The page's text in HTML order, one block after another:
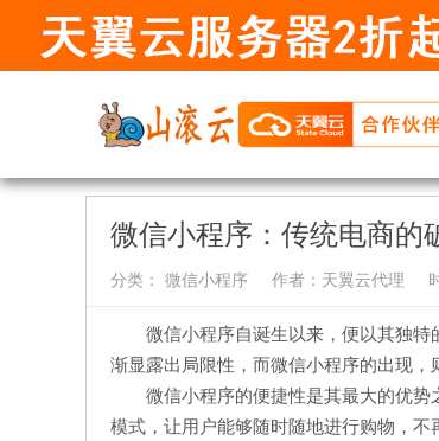
微信小程序：传统电商的
分类： 微信小程序 作者： 天翼云代理
微信小程序自诞生以来，便以其独
渐显露出局限性，而微信小程序的出现，
微信小程序的便捷性是其最大的优
模式，让用户能够随时随地进行购物，